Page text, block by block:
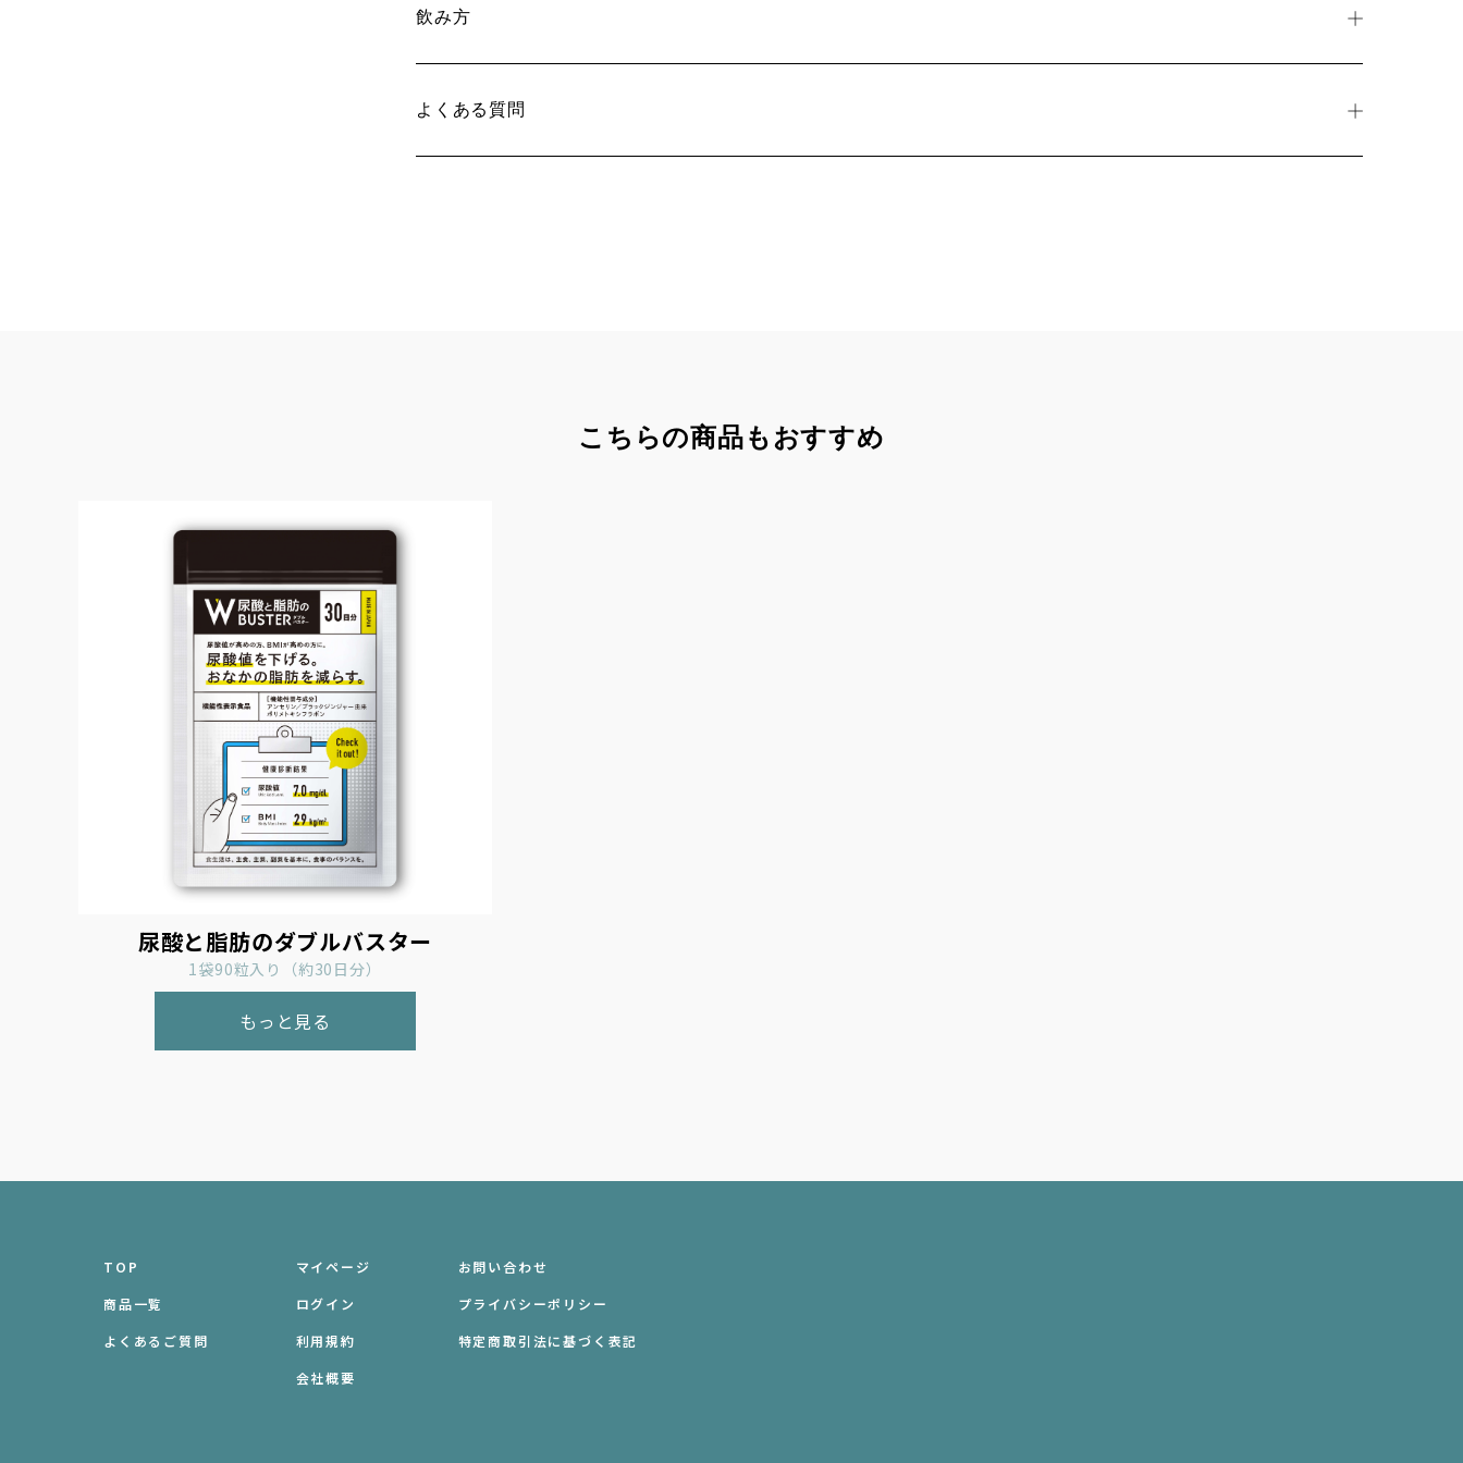
飲み方
よくある質問
こちらの商品もおすすめ
尿酸と脂肪のダブルバスター
1袋90粒入り（約30日分）
もっと見る
TOP
商品一覧
よくあるご質問
マイページ
ログイン
利用規約
会社概要
お問い合わせ
プライバシーポリシー
特定商取引法に基づく表記